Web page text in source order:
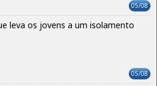
05/08
leva os jovens a um isolamento
05/08